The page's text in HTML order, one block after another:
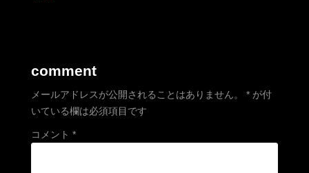
comment
メールアドレスが公開されることはありません。 * が付
いている欄は必須項目です
コメント *